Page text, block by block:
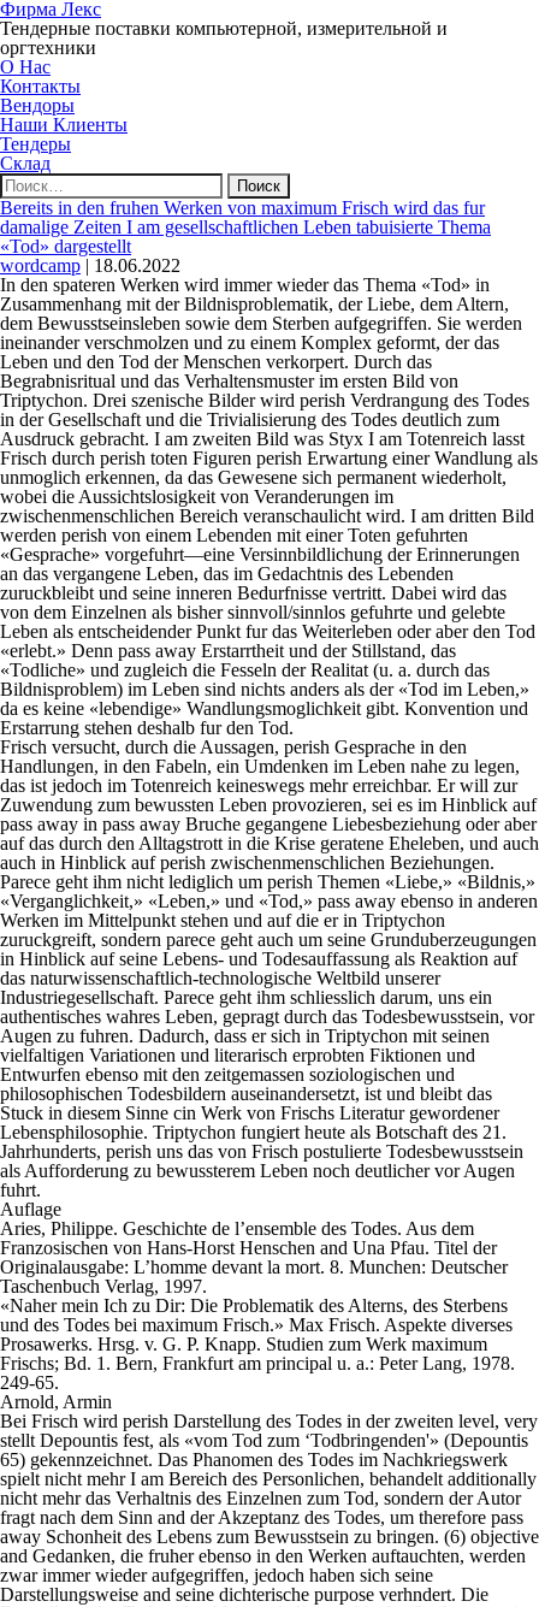
Фирма Лекс
Тендерные поставки компьютерной, измерительной и
оргтехники
О Нас
Контакты
Вендоры
Наши Клиенты
Тендеры
Склад
Найти:
Bereits in den fruhen Werken von maximum Frisch wird das fur
damalige Zeiten I am gesellschaftlichen Leben tabuisierte Thema
«Tod» dargestellt
wordcamp | 18.06.2022
In den spateren Werken wird immer wieder das Thema «Tod» in
Zusammenhang mit der Bildnisproblematik, der Liebe, dem Altern,
dem Bewusstseinsleben sowie dem Sterben aufgegriffen. Sie werden
ineinander verschmolzen und zu einem Komplex geformt, der das
Leben und den Tod der Menschen verkorpert. Durch das
Begrabnisritual und das Verhaltensmuster im ersten Bild von
Triptychon. Drei szenische Bilder wird perish Verdrangung des Todes
in der Gesellschaft und die Trivialisierung des Todes deutlich zum
Ausdruck gebracht. I am zweiten Bild was Styx I am Totenreich lasst
Frisch durch perish toten Figuren perish Erwartung einer Wandlung als
unmoglich erkennen, da das Gewesene sich permanent wiederholt,
wobei die Aussichtslosigkeit von Veranderungen im
zwischenmenschlichen Bereich veranschaulicht wird. I am dritten Bild
werden perish von einem Lebenden mit einer Toten gefuhrten
«Gesprache» vorgefuhrt—eine Versinnbildlichung der Erinnerungen
an das vergangene Leben, das im Gedachtnis des Lebenden
zuruckbleibt und seine inneren Bedurfnisse vertritt. Dabei wird das
von dem Einzelnen als bisher sinnvoll/sinnlos gefuhrte und gelebte
Leben als entscheidender Punkt fur das Weiterleben oder aber den Tod
«erlebt.» Denn pass away Erstarrtheit und der Stillstand, das
«Todliche» und zugleich die Fesseln der Realitat (u. a. durch das
Bildnisproblem) im Leben sind nichts anders als der «Tod im Leben,»
da es keine «lebendige» Wandlungsmoglichkeit gibt. Konvention und
Erstarrung stehen deshalb fur den Tod.
Frisch versucht, durch die Aussagen, perish Gesprache in den
Handlungen, in den Fabeln, ein Umdenken im Leben nahe zu legen,
das ist jedoch im Totenreich keineswegs mehr erreichbar. Er will zur
Zuwendung zum bewussten Leben provozieren, sei es im Hinblick auf
pass away in pass away Bruche gegangene Liebesbeziehung oder aber
auf das durch den Alltagstrott in die Krise geratene Eheleben, und auch
auch in Hinblick auf perish zwischenmenschlichen Beziehungen.
Parece geht ihm nicht lediglich um perish Themen «Liebe,» «Bildnis,»
«Verganglichkeit,» «Leben,» und «Tod,» pass away ebenso in anderen
Werken im Mittelpunkt stehen und auf die er in Triptychon
zuruckgreift, sondern parece geht auch um seine Grunduberzeugungen
in Hinblick auf seine Lebens- und Todesauffassung als Reaktion auf
das naturwissenschaftlich-technologische Weltbild unserer
Industriegesellschaft. Parece geht ihm schliesslich darum, uns ein
authentisches wahres Leben, gepragt durch das Todesbewusstsein, vor
Augen zu fuhren. Dadurch, dass er sich in Triptychon mit seinen
vielfaltigen Variationen und literarisch erprobten Fiktionen und
Entwurfen ebenso mit den zeitgemassen soziologischen und
philosophischen Todesbildern auseinandersetzt, ist und bleibt das
Stuck in diesem Sinne cin Werk von Frischs Literatur gewordener
Lebensphilosophie. Triptychon fungiert heute als Botschaft des 21.
Jahrhunderts, perish uns das von Frisch postulierte Todesbewusstsein
als Aufforderung zu bewussterem Leben noch deutlicher vor Augen
fuhrt.
Auflage
Aries, Philippe. Geschichte de l’ensemble des Todes. Aus dem
Franzosischen von Hans-Horst Henschen and Una Pfau. Titel der
Originalausgabe: L’homme devant la mort. 8. Munchen: Deutscher
Taschenbuch Verlag, 1997.
«Naher mein Ich zu Dir: Die Problematik des Alterns, des Sterbens
und des Todes bei maximum Frisch.» Max Frisch. Aspekte diverses
Prosawerks. Hrsg. v. G. P. Knapp. Studien zum Werk maximum
Frischs; Bd. 1. Bern, Frankfurt am principal u. a.: Peter Lang, 1978.
249-65.
Arnold, Armin
Bei Frisch wird perish Darstellung des Todes in der zweiten level, very
stellt Depountis fest, als «vom Tod zum ‘Todbringenden'» (Depountis
65) gekennzeichnet. Das Phanomen des Todes im Nachkriegswerk
spielt nicht mehr I am Bereich des Personlichen, behandelt additionally
nicht mehr das Verhaltnis des Einzelnen zum Tod, sondern der Autor
fragt nach dem Sinn and der Akzeptanz des Todes, um therefore pass
away Schonheit des Lebens zum Bewusstsein zu bringen. (6) objective
and Gedanken, die fruher ebenso in den Werken auftauchten, werden
zwar immer wieder aufgegriffen, jedoch haben sich seine
Darstellungsweise and seine dichterische purpose verhndert. Die